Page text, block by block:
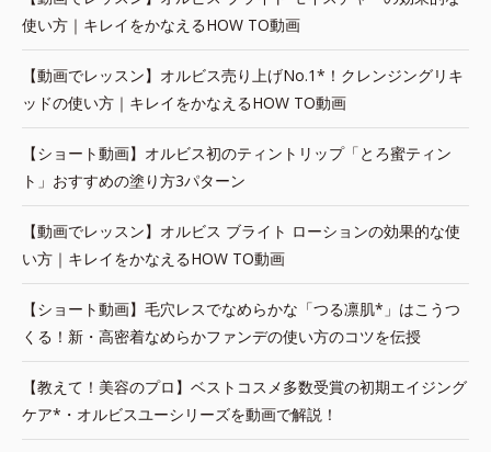
使い方｜キレイをかなえるHOW TO動画
【動画でレッスン】オルビス売り上げNo.1*！クレンジングリキ
ッドの使い方｜キレイをかなえるHOW TO動画
【ショート動画】オルビス初のティントリップ「とろ蜜ティン
ト」おすすめの塗り方3パターン
【動画でレッスン】オルビス ブライト ローションの効果的な使
い方｜キレイをかなえるHOW TO動画
【ショート動画】毛穴レスでなめらかな「つる凛肌*」はこうつ
くる！新・高密着なめらかファンデの使い方のコツを伝授
【教えて！美容のプロ】ベストコスメ多数受賞の初期エイジング
ケア*・オルビスユーシリーズを動画で解説！